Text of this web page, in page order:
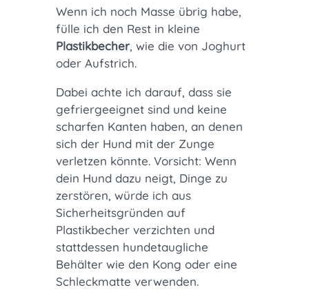
Wenn ich noch Masse übrig habe,
fülle ich den Rest in kleine
Plastikbecher, wie die von Joghurt
oder Aufstrich.
Dabei achte ich darauf, dass sie
gefriergeeignet sind und keine
scharfen Kanten haben, an denen
sich der Hund mit der Zunge
verletzen könnte. Vorsicht: Wenn
dein Hund dazu neigt, Dinge zu
zerstören, würde ich aus
Sicherheitsgründen auf
Plastikbecher verzichten und
stattdessen hundetaugliche
Behälter wie den Kong oder eine
Schleckmatte verwenden.